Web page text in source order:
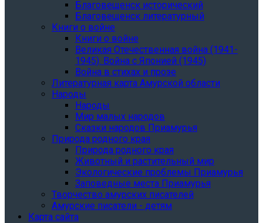
Благовещенск исторический
Благовещенск литературный
Книги о войне
Книги о войне
Великая Отечественная война (1941-
1945). Война с Японией (1945)
Война в стихах и прозе
Литературная карта Амурской области
Народы
Народы
Мир малых народов
Сказки народов Приамурья
Природа родного края
Природа родного края
Животный и растительный мир
Экологические проблемы Приамурья
Заповедные места Приамурья
Творчество амурских писателей
Амурские писатели - детям
Карта сайта